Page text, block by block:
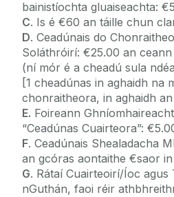
bainistíochta gluaiseachta:
C. Is é €60 an táille chun
D. Ceadúnais do
Soláthróirí: €25.00 an
(ní mór é a cheadú sula
[1 cheadúnas in aghaidh na
chonraitheora, in aghaidh
E. Foireann
“Ceadúnas Cuairteora”:
F. Ceadúnais Shealadacha
an gcóras aontaithe €saor in
G. Rátaí Cuairteoirí/Íoc agus
nGuthán, faoi réir